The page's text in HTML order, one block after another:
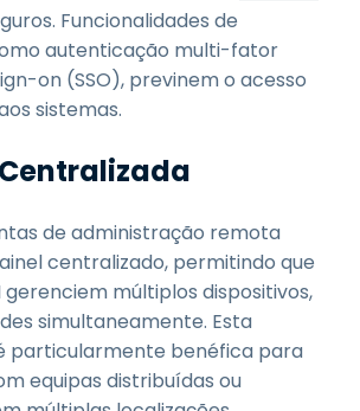
Funcionalidades de
autenticação multi-fator
on (SSO), previnem o acesso
sistemas.
de administração remota
centralizado, permitindo que
gerenciem múltiplos dispositivos,
simultaneamente. Esta
particularmente benéfica para
equipas distribuídas ou